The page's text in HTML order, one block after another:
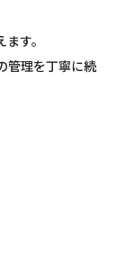
す。
管理を丁寧に続